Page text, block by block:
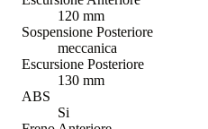
120 mm
Sospensione Posteriore
meccanica
Escursione Posteriore
130 mm
ABS
Si